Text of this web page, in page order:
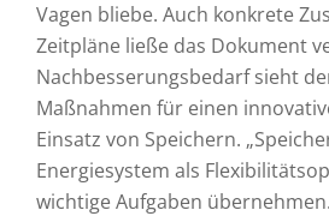
Vagen bliebe. Auch konkrete
Zeitpläne ließe das Dokument
Nachbesserungsbedarf sieht
Maßnahmen für einen
Einsatz von Speichern.
Energiesystem als
wichtige Aufgaben